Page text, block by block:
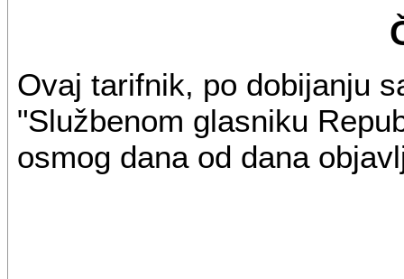
Ovaj tarifnik, po dobijanju
"Službenom glasniku
osmog dana od dana